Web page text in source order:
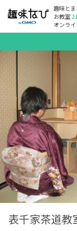
趣味と
お教室
オンラ
表千家茶道